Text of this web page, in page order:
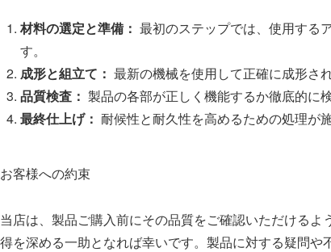
材料の選定と準備： 最初のステップでは、使用する
す。
成形と組立て： 最新の機械を使用して正確に成形さ
品質検査： 製品の各部が正しく機能するか徹底的に
最終仕上げ： 耐候性と耐久性を高めるための処理が
お客様への約束
当店は、製品ご購入前にその品質をご確認いただける
得を深める一助となれば幸いです。製品に対する疑問